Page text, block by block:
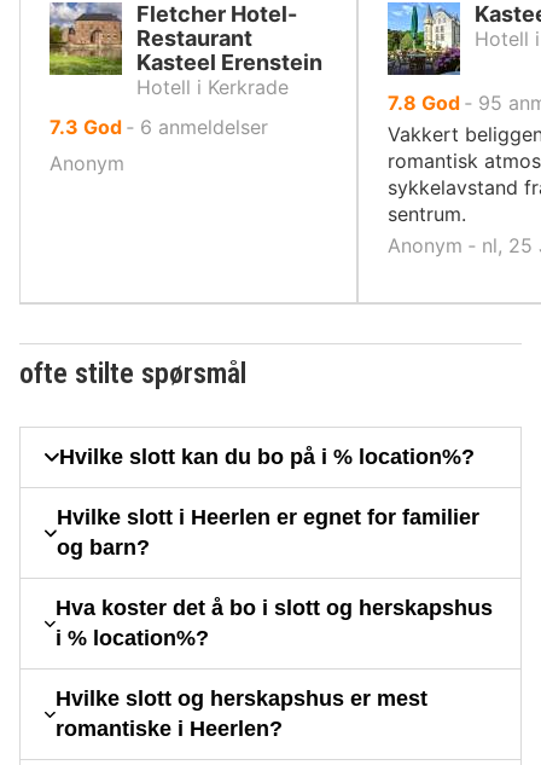
Fletcher Hotel-
Restaurant
Kasteel Erenstein
Hotell i Kerkrade
7.3 av
God ‐ 6 anmeldelser
Anonym
Hotell
7.8 av
10,
God ‐ 95
Vakkert
romantisk
sykkelavstand
sentrum.
Anonym ‐ nl,
ofte stilte spørsmål
Hvilke slott kan du bo på i % location%?
Hvilke slott i Heerlen er egnet for familier
og barn?
Hva koster det å bo i slott og herskapshus
i % location%?
Hvilke slott og herskapshus er mest
romantiske i Heerlen?